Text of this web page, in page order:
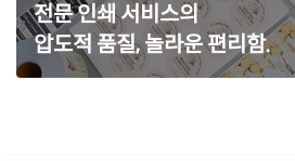
흰색 광택 방수 잉크젯
CJ838LU-DV099잉크젯 전용
전문 인쇄 서비스의
압도적 품질, 놀라운 편리함.